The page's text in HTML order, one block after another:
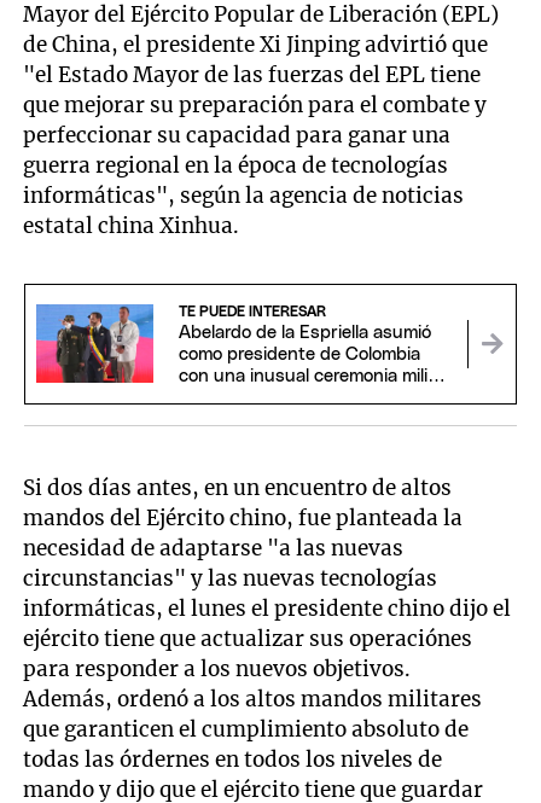
Mayor del Ejército Popular de Liberación (EPL)
de China, el presidente Xi Jinping advirtió que
"el Estado Mayor de las fuerzas del EPL tiene
que mejorar su preparación para el combate y
perfeccionar su capacidad para ganar una
guerra regional en la época de tecnologías
informáticas", según la agencia de noticias
estatal china Xinhua.
TE PUEDE INTERESAR
Abelardo de la Espriella asumió
como presidente de Colombia
con una inusual ceremonia militar
Si dos días antes, en un encuentro de altos
mandos del Ejército chino, fue planteada la
necesidad de adaptarse "a las nuevas
circunstancias" y las nuevas tecnologías
informáticas, el lunes el presidente chino dijo el
ejército tiene que actualizar sus operaciónes
para responder a los nuevos objetivos.
Además, ordenó a los altos mandos militares
que garanticen el cumplimiento absoluto de
todas las órdernes en todos los niveles de
mando y dijo que el ejército tiene que guardar